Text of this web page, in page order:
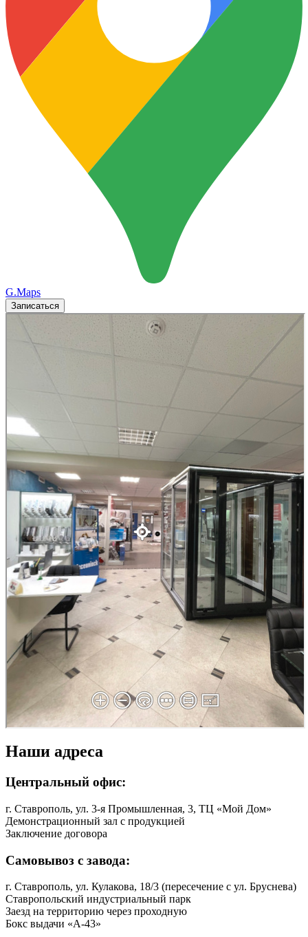
G.Maps
Записаться
Наши адреса
Центральный офис:
г. Ставрополь, ул. 3-я Промышленная, 3, ТЦ «Мой Дом»
Демонстрационный зал с продукцией
Заключение договора
Самовывоз с завода:
г. Ставрополь, ул. Кулакова, 18/3 (пересечение с ул. Бруснева)
Ставропольский индустриальный парк
Заезд на территорию через проходную
Бокс выдачи «A-43»